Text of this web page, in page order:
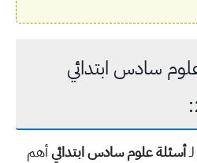
سادس ابتدائي
أسئلة علوم سادس ابتدائيأهم